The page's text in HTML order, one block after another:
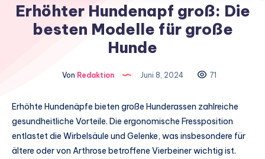
Erhöhter Hundenapf groß: Die
besten Modelle für große
Hunde
Von Redaktion Juni 8, 2024 71
Erhöhte Hundenäpfe bieten große Hunderassen zahlreiche
gesundheitliche Vorteile. Die ergonomische Fressposition
entlastet die Wirbelsäule und Gelenke, was insbesondere für
ältere oder von Arthrose betroffene Vierbeiner wichtig ist.